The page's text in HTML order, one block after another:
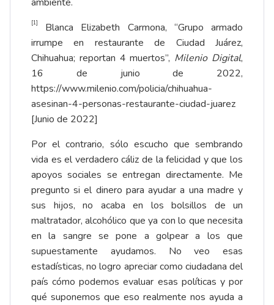
[1]
Blanca Elizabeth Carmona, “Grupo armado
irrumpe en restaurante de Ciudad Juárez,
Chihuahua; reportan 4 muertos”, Milenio Digital,
16 de junio de 2022,
https://www.milenio.com/policia/chihuahua-
asesinan-4-personas-restaurante-ciudad-juarez
[Junio de 2022]
Por el contrario, sólo escucho que sembrando
vida es el verdadero cáliz de la felicidad y que los
apoyos sociales se entregan directamente. Me
pregunto si el dinero para ayudar a una madre y
sus hijos, no acaba en los bolsillos de un
maltratador, alcohólico que ya con lo que necesita
en la sangre se pone a golpear a los que
supuestamente ayudamos. No veo esas
estadísticas, no logro apreciar como ciudadana del
país cómo podemos evaluar esas políticas y por
qué suponemos que eso realmente nos ayuda a